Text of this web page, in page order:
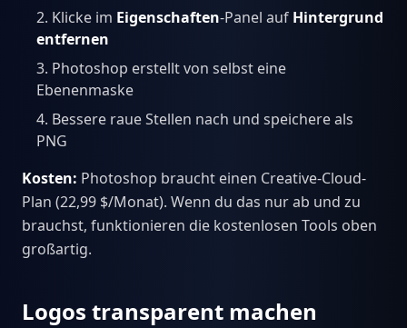
Klicke im Eigenschaften-Panel auf Hintergrund
entfernen
Photoshop erstellt von selbst eine
Ebenenmaske
Bessere raue Stellen nach und speichere als
PNG
Kosten: Photoshop braucht einen Creative-Cloud-
Plan (22,99 $/Monat). Wenn du das nur ab und zu
brauchst, funktionieren die kostenlosen Tools oben
großartig.
Logos transparent machen